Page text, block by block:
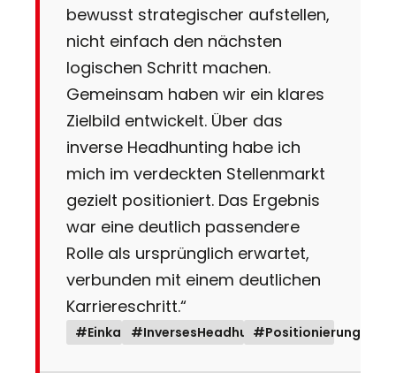
bewusst strategischer aufstellen,
nicht einfach den nächsten
logischen Schritt machen.
Gemeinsam haben wir ein klares
Zielbild entwickelt. Über das
inverse Headhunting habe ich
mich im verdeckten Stellenmarkt
gezielt positioniert. Das Ergebnis
war eine deutlich passendere
Rolle als ursprünglich erwartet,
verbunden mit einem deutlichen
Karriereschritt.“
#Einkauf#InversesHeadhunting#Positionierung